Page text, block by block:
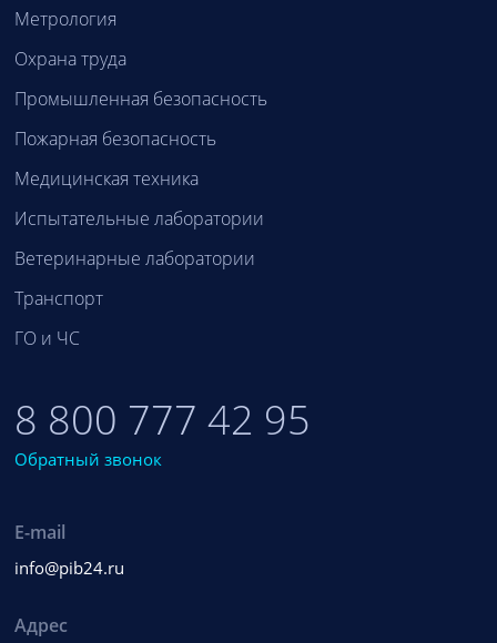
Метрология
Охрана труда
Промышленная безопасность
Пожарная безопасность
Медицинская техника
Испытательные лаборатории
Ветеринарные лаборатории
Транспорт
ГО и ЧС
8 800 777 42 95
Обратный звонок
E-mail
info@pib24.ru
Адрес